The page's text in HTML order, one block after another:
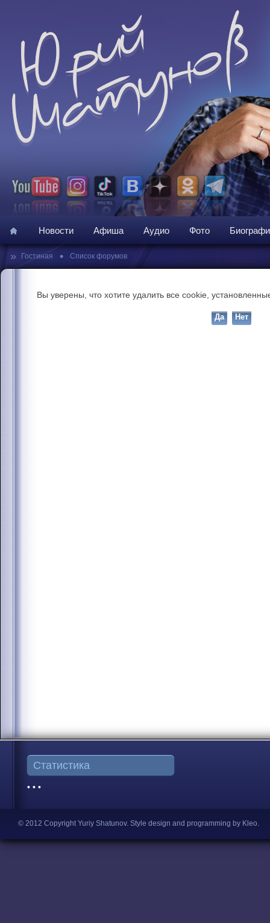
Новости Афиша Аудио Фото
» Гостиная • Список форумов
Вы уверены, что хотите удалить все cookie,
Статистика
• • •
© 2012 Copyright Yuriy Shatunov. Style design and programming by Kleo.